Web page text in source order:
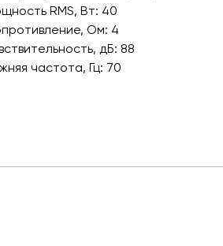
RMS, Вт: 40
Ом: 4
дБ: 88
частота, Гц: 70